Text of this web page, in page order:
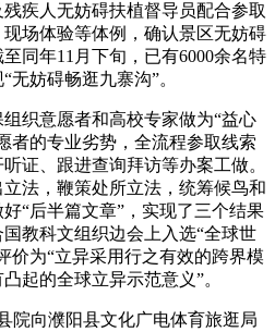
疾人无妨碍扶植督导员配合参取
场体验等体例，确认景区无妨碍
同年11月下旬，已有6000余名特
无妨碍畅逛九寨沟”。
意愿者和高校专家做为“益心
者的专业劣势，全流程参取线索
证、跟进查询拜访等办案工做。
法，鞭策处所立法，统筹候鸟和
“后半篇文章”，实现了三个结果
教科文组织边会上入选“全球世
价为“立异采用行之有效的跨界模
起的全球立异示范意义”。
向濮阳县文化广电体育旅逛局